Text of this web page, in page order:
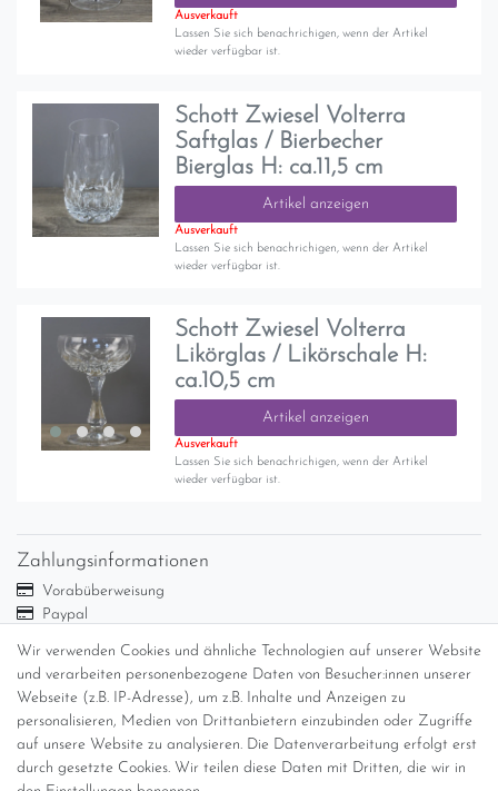
Ausverkauft
Lassen Sie sich benachrichigen, wenn der Artikel
wieder verfügbar ist.
Schott Zwiesel Volterra
Saftglas / Bierbecher
Bierglas H: ca.11,5 cm
Artikel anzeigen
Ausverkauft
Lassen Sie sich benachrichigen, wenn der Artikel
wieder verfügbar ist.
Schott Zwiesel Volterra
Likörglas / Likörschale H:
ca.10,5 cm
Artikel anzeigen
Ausverkauft
Lassen Sie sich benachrichigen, wenn der Artikel
wieder verfügbar ist.
Wir verwenden Cookies und ähnliche Technologien auf unserer Website
und verarbeiten personenbezogene Daten von Besucher:innen unserer
Webseite (z.B. IP-Adresse), um z.B. Inhalte und Anzeigen zu
personalisieren, Medien von Drittanbietern einzubinden oder Zugriffe
auf unsere Website zu analysieren. Die Datenverarbeitung erfolgt erst
durch gesetzte Cookies. Wir teilen diese Daten mit Dritten, die wir in
Zahlungsinformationen
Vorabüberweisung
Paypal
Versandinformationen
Versand per GLS (6,90 Euro) oder DHL (8,49 Euro ) inkl. MwSt.
(innerhalb Deutschlands)